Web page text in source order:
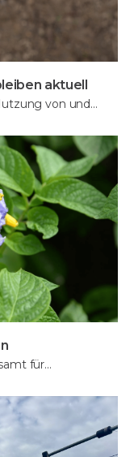
aktuell
von und…
für…